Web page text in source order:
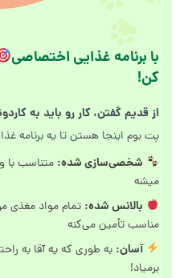
با برنامه غذایی اختصاصی
کن!
از قدیم گفتن، کار رو باید به
پت بوم اینجا هستن تا یه برنامه
شخصی‌سازی شده: متناسب با
میشه
بالانس شده: تمام مواد مغذی
مناسب تأمین می‌کنه
آسان: به طوری که یه آقا به
برمیاد!